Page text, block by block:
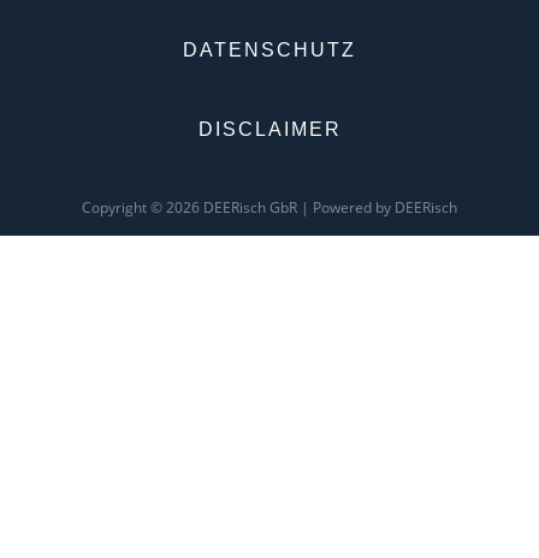
DATENSCHUTZ
DISCLAIMER
Copyright © 2026 DEERisch GbR | Powered by DEERisch